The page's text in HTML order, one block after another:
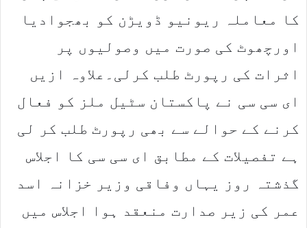
کا معاملہ ریونیو ڈویڑن کو بھجوادیا
اورچھوٹ کی صورت میں وصولیوں پر
اثرات کی رپورٹ طلب کرلی۔علاوہ ازیں
ای سی سی نے پاکستان سٹیل ملز کو فعال
کرنے کے حوالے سے بھی رپورٹ طلب کر لی
ہے تفصیلات کے مطابق ای سی سی کا اجلاس
گذشتہ روز یہاں وفاقی وزیر خزانہ اسد
عمر کی زیر صدارت منعقد ہوا اجلاس میں